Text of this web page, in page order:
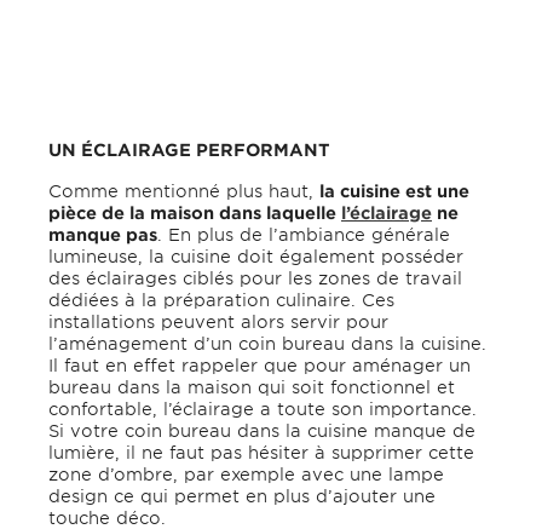
UN ÉCLAIRAGE PERFORMANT
Comme mentionné plus haut, la cuisine est une
pièce de la maison dans laquelle l’éclairage ne
manque pas . En plus de l’ambiance générale
lumineuse, la cuisine doit également posséder
des éclairages ciblés pour les zones de travail
dédiées à la préparation culinaire. Ces
installations peuvent alors servir pour
l’aménagement d’un coin bureau dans la cuisine.
Il faut en effet rappeler que pour aménager un
bureau dans la maison qui soit fonctionnel et
confortable, l’éclairage a toute son importance.
Si votre coin bureau dans la cuisine manque de
lumière, il ne faut pas hésiter à supprimer cette
zone d’ombre, par exemple avec une lampe
design ce qui permet en plus d’ajouter une
touche déco.